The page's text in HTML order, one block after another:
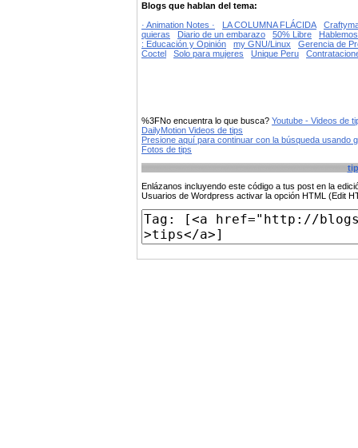
Blogs que hablan del tema:
· Animation Notes ·
LA COLUMNA FLÁCIDA
quieras
Diario de un embarazo 50% Libre
: Educación y Opinión
my GNU/Linux
Gerencia de
Coctel
Solo para mujeres Unique Peru
%3FNo encuentra lo que busca? Youtube - Videos de
DailyMotion Videos de tips
Presione aquí para continuar con la búsqueda usando
Fotos de tips
Enlázanos incluyendo este código a tus post en la
Usuarios de Wordpress activar la opción HTML (Edit